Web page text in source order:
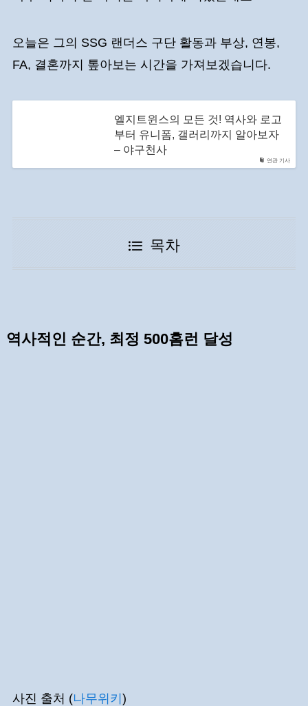
오늘은 그의 SSG 랜더스 구단 활동과 부상, 연봉,
FA, 결혼까지 톺아보는 시간을 가져보겠습니다.
연관 기사
엘지트윈스의 모든 것! 역사와 로고
부터 유니폼, 갤러리까지 알아보자
– 야구천사
목차
역사적인 순간, 최정 500홈런 달성
사진 출처 (나무위키)